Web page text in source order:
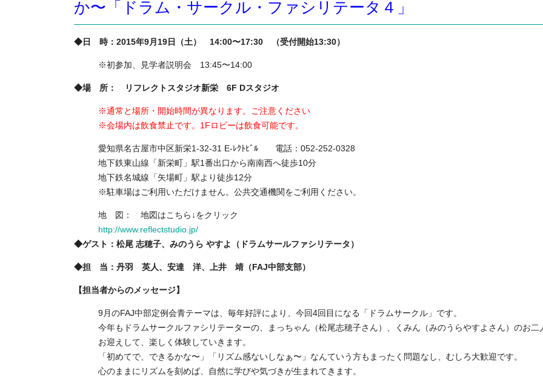
か〜「ドラム・サークル・ファシリテータ４」
◆日 時：2015年9月19日（土） 14:00〜17:30 （受付開始13:30）
※初参加、見学者説明会 13:45〜14:00
◆場 所： リフレクトスタジオ新栄 6F Dスタジオ
※通常と場所・開始時間が異なります。ご注意ください
※会場内は飲食禁止です。1Fロビーは飲食可能です。
愛知県名古屋市中区新栄1-32-31 E-ﾚｸﾄﾋﾞﾙ 電話：052-252-0328
地下鉄東山線「新栄町」駅1番出口から南南西へ徒歩10分
地下鉄名城線「矢場町」駅より徒歩12分
※駐車場はご利用いただけません。公共交通機関をご利用ください。
地 図： 地図はこちら↓をクリック
http://www.reflectstudio.jp/
◆ゲスト：松尾 志穂子、みのうら やすよ（ドラムサールファシリテータ）
◆担 当：丹羽 英人、安達 洋、上井 靖（FAJ中部支部）
【担当者からのメッセージ】
9月のFAJ中部定例会青テーマは、毎年好評により、今回4回目になる「ドラムサークル」です。
今年もドラムサークルファシリテーターの、まっちゃん（松尾志穂子さん）、くみん（みのうらやすよさん）のお二
お迎えして、楽しく体験していきます。
「初めてで、できるかな〜」「リズム感ないしなぁ〜」なんていう方もまったく問題なし、むしろ大歓迎です。
心のままにリズムを刻めば、自然に学びや気づきが生まれてきます。